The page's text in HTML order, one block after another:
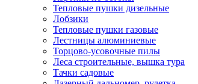
Тепловые пушки дизельные
Лобзики
Тепловые пушки газовые
Лестницы алюминиевые
Торцово-усовочные пилы
Леса строительные, вышка тура
Тачки садовые